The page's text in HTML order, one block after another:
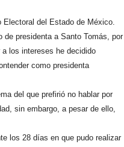
Electoral del Estado de México.
de presidenta a Santo Tomás, por
los intereses he decidido
como presidenta
del que prefirió no hablar por
sin embargo, a pesar de ello,
los 28 días en que pudo realizar